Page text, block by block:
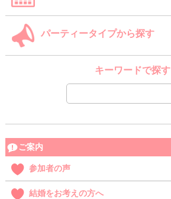
パーティータイプから探す
キーワードで探す
ご案内
参加者の声
結婚をお考えの方へ